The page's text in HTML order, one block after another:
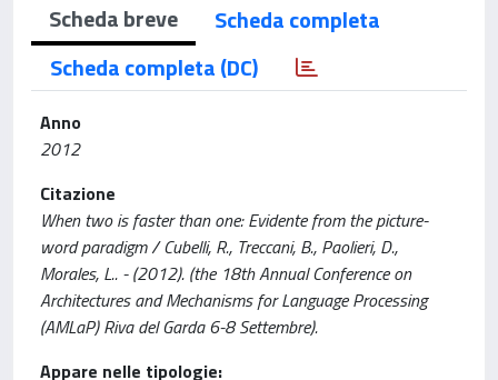
Scheda breve
Scheda completa
Scheda completa (DC)
Anno
2012
Citazione
When two is faster than one: Evidente from the picture-
word paradigm / Cubelli, R., Treccani, B., Paolieri, D.,
Morales, L.. - (2012). (the 18th Annual Conference on
Architectures and Mechanisms for Language Processing
(AMLaP) Riva del Garda 6-8 Settembre).
Appare nelle tipologie: